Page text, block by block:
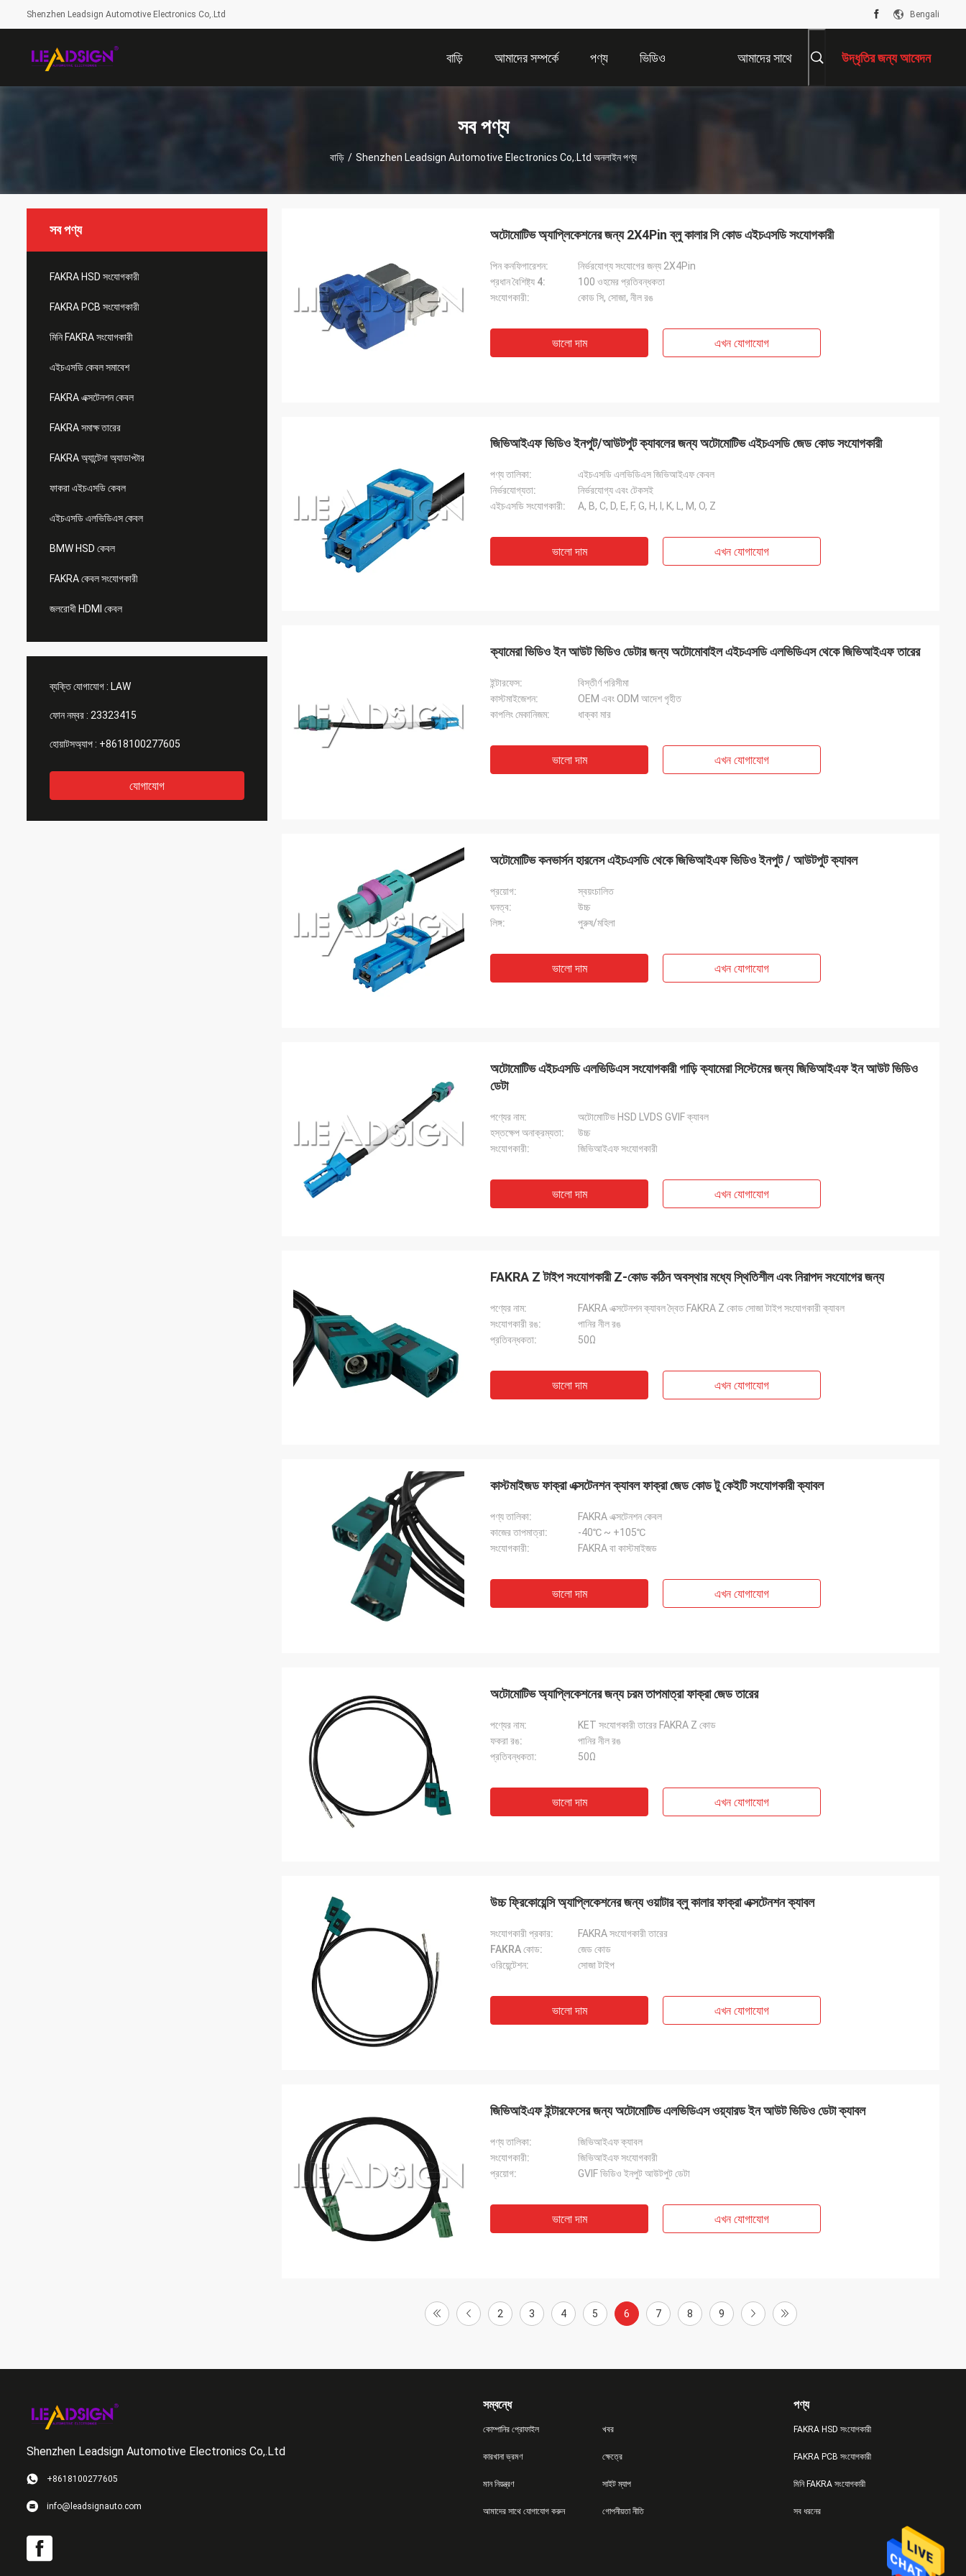
Shenzhen Leadsign Automotive Electronics Co,.Ltd Bengali
বাড়ি আমাদের সম্পর্কে পণ্য ভিডিও আমাদের সাথে উদ্ধৃতির জন্য আবেদন
সব পণ্য
বাড়ি / Shenzhen Leadsign Automotive Electronics Co,.Ltd অনলাইন পণ্য
সব পণ্য
FAKRA HSD সংযোগকারী
FAKRA PCB সংযোগকারী
মিনি FAKRA সংযোগকারী
এইচএসডি কেবল সমাবেশ
FAKRA এক্সটেনশন কেবল
FAKRA সমাক্ষ তারের
FAKRA অ্যান্টেনা অ্যাডাপ্টার
ফাকরা এইচএসডি কেবল
এইচএসডি এলভিডিএস কেবল
BMW HSD কেবল
FAKRA কেবল সংযোগকারী
জলরোধী HDMI কেবল
ব্যক্তি যোগাযোগ : LAW
ফোন নম্বর : 23323415
হোয়াটসঅ্যাপ : +8618100277605
যোগাযোগ
অটোমোটিভ অ্যাপ্লিকেশনের জন্য 2X4Pin ব্লু কালার সি কোড এইচএসডি সংযোগকারী
পিন কনফিগারেশন:
নির্ভরযোগ্য সংযোগের জন্য 2X4Pin
প্রধান বৈশিষ্ট্য 4:
100 ওহমের প্রতিবন্ধকতা
সংযোগকারী:
কোড সি, সোজা, নীল রঙ
ভালো দাম এখন যোগাযোগ
জিভিআইএফ ভিডিও ইনপুট/আউটপুট ক্যাবলের জন্য অটোমোটিভ এইচএসডি জেড কোড সংযোগকারী
পণ্য তালিকা:
এইচএসডি এলভিডিএস জিভিআইএফ কেবল
নির্ভরযোগ্যতা:
নির্ভরযোগ্য এবং টেকসই
এইচএসডি সংযোগকারী:
A, B, C, D, E, F, G, H, I, K, L, M, O, Z
ভালো দাম এখন যোগাযোগ
ক্যামেরা ভিডিও ইন আউট ভিডিও ডেটার জন্য অটোমোবাইল এইচএসডি এলভিডিএস থেকে জিভিআইএফ তারের
ইন্টারফেস:
বিস্তীর্ণ পরিসীমা
কাস্টমাইজেশন:
OEM এবং ODM আদেশ গৃহীত
কাপলিং মেকানিজম:
ধাক্কা মার
ভালো দাম এখন যোগাযোগ
অটোমোটিভ কনভার্সন হারনেস এইচএসডি থেকে জিভিআইএফ ভিডিও ইনপুট / আউটপুট ক্যাবল
প্রয়োগ:
স্বয়ংচালিত
ঘনত্ব:
উচ্চ
লিঙ্গ:
পুরুষ/মহিলা
ভালো দাম এখন যোগাযোগ
অটোমোটিভ এইচএসডি এলভিডিএস সংযোগকারী গাড়ি ক্যামেরা সিস্টেমের জন্য জিভিআইএফ ইন আউট ভিডিও
ডেটা
পণ্যের নাম:
অটোমোটিভ HSD LVDS GVIF ক্যাবল
হস্তক্ষেপ অনাক্রম্যতা:
উচ্চ
সংযোগকারী:
জিভিআইএফ সংযোগকারী
ভালো দাম এখন যোগাযোগ
FAKRA Z টাইপ সংযোগকারী Z-কোড কঠিন অবস্থার মধ্যে স্থিতিশীল এবং নিরাপদ সংযোগের জন্য
পণ্যের নাম:
FAKRA এক্সটেনশন ক্যাবল দ্বৈত FAKRA Z কোড সোজা টাইপ সংযোগকারী ক্যাবল
সংযোগকারী রঙ:
পানির নীল রঙ
প্রতিবন্ধকতা:
50Ω
ভালো দাম এখন যোগাযোগ
কাস্টমাইজড ফাক্রা এক্সটেনশন ক্যাবল ফাক্রা জেড কোড টু কেইটি সংযোগকারী ক্যাবল
পণ্য তালিকা:
FAKRA এক্সটেনশন কেবল
কাজের তাপমাত্রা:
-40℃ ~ +105℃
সংযোগকারী:
FAKRA বা কাস্টমাইজড
ভালো দাম এখন যোগাযোগ
অটোমোটিভ অ্যাপ্লিকেশনের জন্য চরম তাপমাত্রা ফাক্রা জেড তারের
পণ্যের নাম:
KET সংযোগকারী তারের FAKRA Z কোড
ফকরা রঙ:
পানির নীল রঙ
প্রতিবন্ধকতা:
50Ω
ভালো দাম এখন যোগাযোগ
উচ্চ ফ্রিকোয়েন্সি অ্যাপ্লিকেশনের জন্য ওয়াটার ব্লু কালার ফাক্রা এক্সটেনশন ক্যাবল
সংযোগকারী প্রকার:
FAKRA সংযোগকারী তারের
FAKRA কোড:
জেড কোড
ওরিয়েন্টেশন:
সোজা টাইপ
ভালো দাম এখন যোগাযোগ
জিভিআইএফ ইন্টারফেসের জন্য অটোমোটিভ এলভিডিএস ওয়্যারড ইন আউট ভিডিও ডেটা ক্যাবল
পণ্য তালিকা:
জিভিআইএফ ক্যাবল
সংযোগকারী:
জিভিআইএফ সংযোগকারী
প্রয়োগ:
GVIF ভিডিও ইনপুট আউটপুট ডেটা
ভালো দাম এখন যোগাযোগ
2 3 4 5 6 7 8 9
Shenzhen Leadsign Automotive Electronics Co,.Ltd
+8618100277605
info@leadsignauto.com
সম্বন্ধে
কোম্পানির প্রোফাইল
কারখানা ভ্রমণ
মান নিয়ন্ত্রণ
আমাদের সাথে যোগাযোগ করুন
খবর
ক্ষেত্রে
সাইট ম্যাপ
গোপনীয়তা নীতি
পণ্য
FAKRA HSD সংযোগকারী
FAKRA PCB সংযোগকারী
মিনি FAKRA সংযোগকারী
সব ধরনের